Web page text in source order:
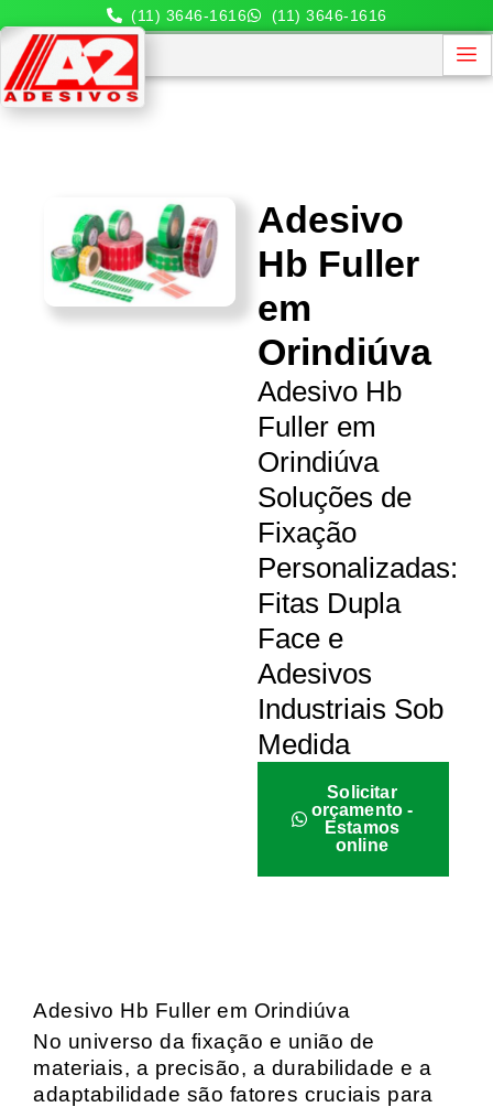
(11) 3646-1616 (11) 3646-1616
Adesivo
Hb Fuller
em
Orindiúva
Adesivo Hb
Fuller em
Orindiúva
Soluções de
Fixação
Personalizadas:
Fitas Dupla
Face e
Adesivos
Industriais Sob
Medida
Solicitar
orçamento -
Estamos
online
Adesivo Hb Fuller em Orindiúva
No universo da fixação e união de
materiais, a precisão, a durabilidade e a
adaptabilidade são fatores cruciais para